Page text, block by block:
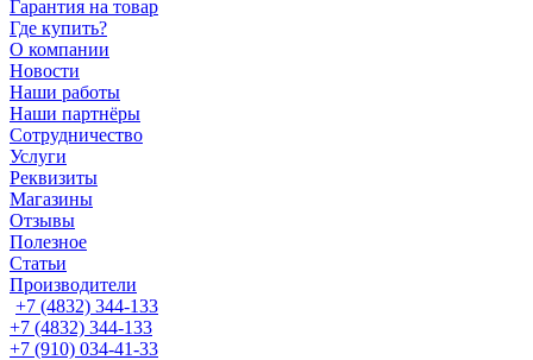
Гарантия на товар
Где купить?
О компании
Новости
Наши работы
Наши партнёры
Сотрудничество
Услуги
Реквизиты
Магазины
Отзывы
Полезное
Статьи
Производители
+7 (4832) 344-133
+7 (4832) 344-133
+7 (910) 034-41-33